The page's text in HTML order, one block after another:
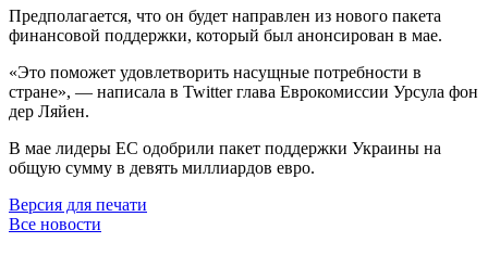
Предполагается, что он будет направлен из нового пакета
финансовой поддержки, который был анонсирован в мае.
«Это поможет удовлетворить насущные потребности в
стране», — написала в Twitter глава Еврокомиссии Урсула фон
дер Ляйен.
В мае лидеры ЕС одобрили пакет поддержки Украины на
общую сумму в девять миллиардов евро.
Версия для печати
Все новости